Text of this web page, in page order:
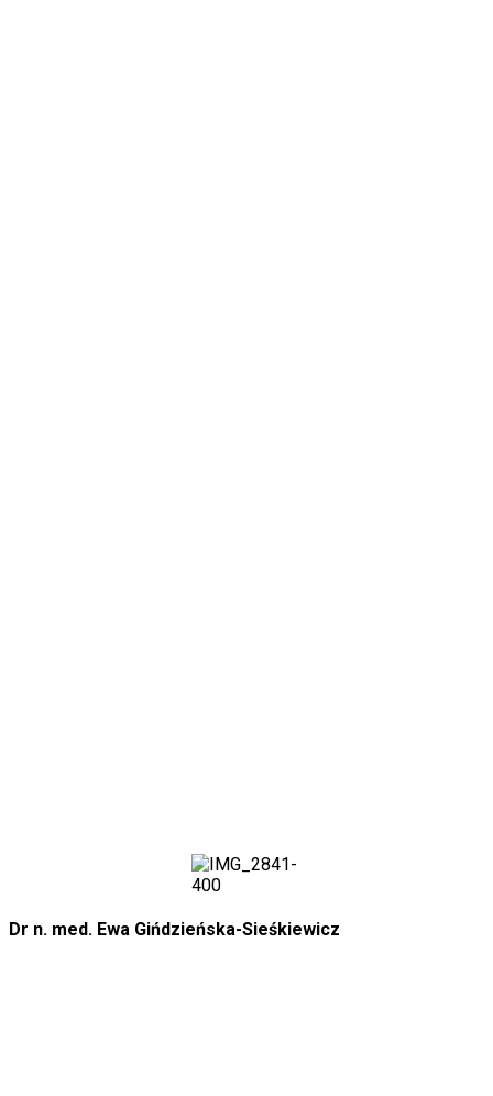
Dr n. med. Ewa Gińdzieńska-Sieśkiewicz